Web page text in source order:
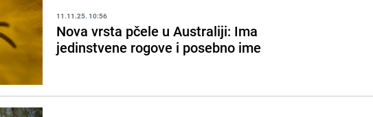
11.11.25. 10:56
Nova vrsta pčele u Australiji: Ima
jedinstvene rogove i posebno ime